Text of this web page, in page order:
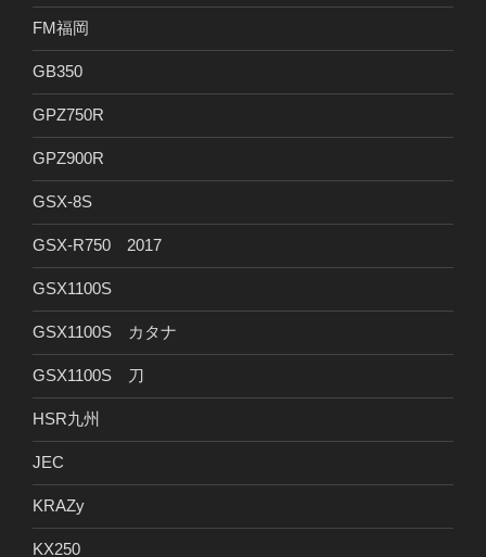
FM福岡
GB350
GPZ750R
GPZ900R
GSX-8S
GSX-R750 2017
GSX1100S
GSX1100S カタナ
GSX1100S 刀
HSR九州
JEC
KRAZy
KX250